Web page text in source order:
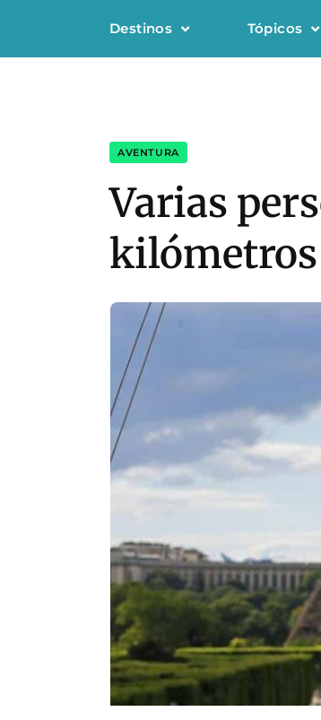
Destinos Tópicos
AVENTURA
Varias
kilómetros